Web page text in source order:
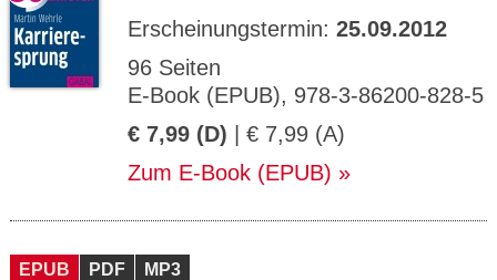
Erscheinungstermin: 25.09.2012
96 Seiten
E-Book (EPUB), 978-3-86200-828-5
€ 7,99 (D) | € 7,99 (A)
Zum E-Book (EPUB)
EPUB PDF MP3